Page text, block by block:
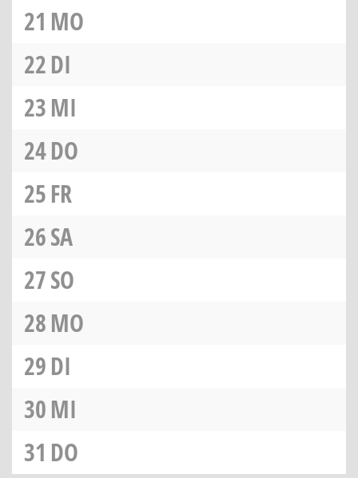
21 MO
22DI
23MI
24DO
25FR
26SA
27SO
28MO
29DI
30MI
31 DO